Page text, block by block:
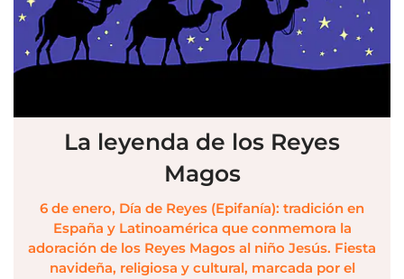
La leyenda de los Reyes
Magos
6 de enero, Día de Reyes (Epifanía): tradición en
España y Latinoamérica que conmemora la
adoración de los Reyes Magos al niño Jesús. Fiesta
navideña, religiosa y cultural, marcada por el